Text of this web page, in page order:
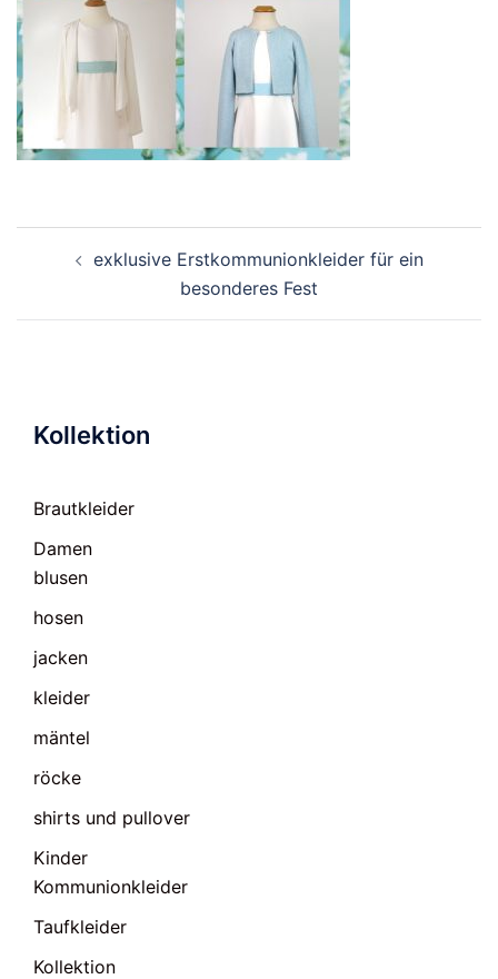
exklusive Erstkommunionkleider für ein
besonderes Fest
Kollektion
Brautkleider
Damen
blusen
hosen
jacken
kleider
mäntel
röcke
shirts und pullover
Kinder
Kommunionkleider
Taufkleider
Kollektion